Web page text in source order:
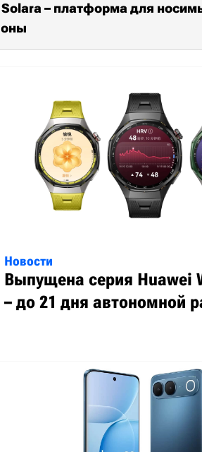
– платформа для
Новости
Выпущена серия Huawei
– до 21 дня автономной